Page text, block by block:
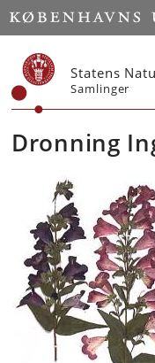
Start
Statens
Samlinger
Dronning